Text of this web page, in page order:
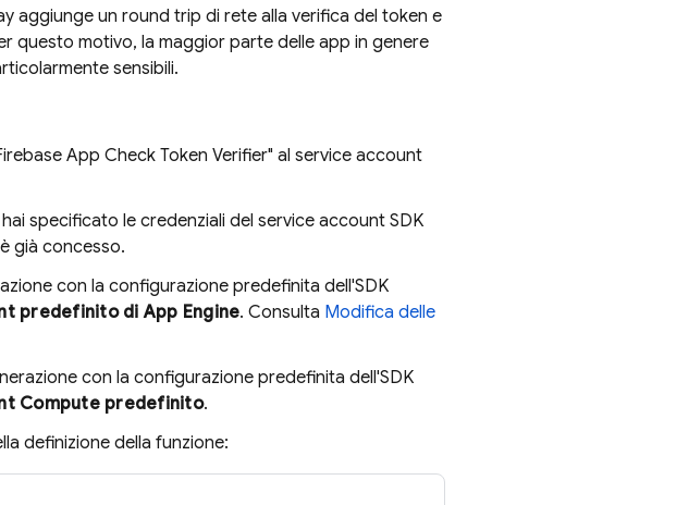
aggiunge un round trip di rete alla verifica del token e
questo motivo, la maggior parte delle app in genere
sensibili.
App Check Token Verifier" al service account
specificato le credenziali del service account SDK
già concesso.
con la configurazione predefinita dell'SDK
predefinito di App Engine. Consulta Modifica delle
con la configurazione predefinita dell'SDK
Compute predefinito.
definizione della funzione: